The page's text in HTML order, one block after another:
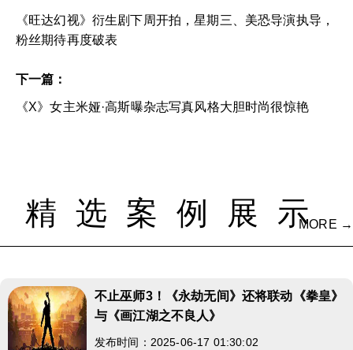
《旺达幻视》衍生剧下周开拍，星期三、美恐导演执导，
粉丝期待再度破表
下一篇：
《X》女主米娅·高斯曝杂志写真风格大胆时尚很惊艳
精选案例展示MORE →
不止巫师3！《永劫无间》还将联动《拳皇》
与《画江湖之不良人》
发布时间：2025-06-17 01:30:02